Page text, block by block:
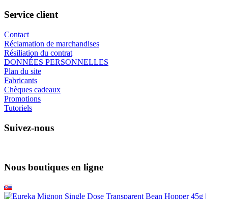
Service client
Contact
Réclamation de marchandises
Résiliation du contrat
DONNÉES PERSONNELLES
Plan du site
Fabricants
Chèques cadeaux
Promotions
Tutoriels
Suivez-nous
Nous boutiques en ligne